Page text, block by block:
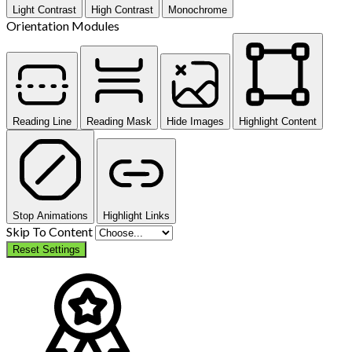
Light Contrast High Contrast Monochrome
Orientation Modules
Reading Line Reading Mask Hide Images Highlight Content
Stop Animations Highlight Links
Skip To Content
Reset Settings